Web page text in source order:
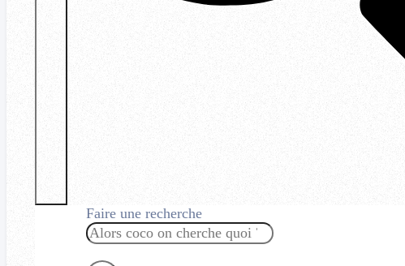
Faire une recherche
Rechercher